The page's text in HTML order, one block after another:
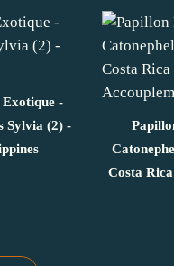
-
Sylvia (2) -
Costa